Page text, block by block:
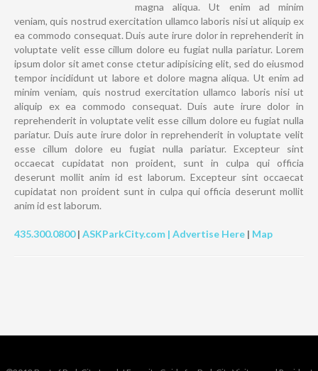
magna aliqua. Ut enim ad minim
veniam, quis nostrud exercitation ullamco laboris nisi ut aliquip ex
ea commodo consequat. Duis aute irure dolor in reprehenderit in
voluptate velit esse cillum dolore eu fugiat nulla pariatur. Lorem
ipsum dolor sit amet conse ctetur adipisicing elit, sed do eiusmod
tempor incididunt ut labore et dolore magna aliqua. Ut enim ad
minim veniam, quis nostrud exercitation ullamco laboris nisi ut
aliquip ex ea commodo consequat. Duis aute irure dolor in
reprehenderit in voluptate velit esse cillum dolore eu fugiat nulla
pariatur. Duis aute irure dolor in reprehenderit in voluptate velit
esse cillum dolore eu fugiat nulla pariatur. Excepteur sint
occaecat cupidatat non proident, sunt in culpa qui officia
deserunt mollit anim id est laborum. Excepteur sint occaecat
cupidatat non proident sunt in culpa qui officia deserunt mollit
anim id est laborum.
435.300.0800| ASKParkCity.com | Advertise Here | Map